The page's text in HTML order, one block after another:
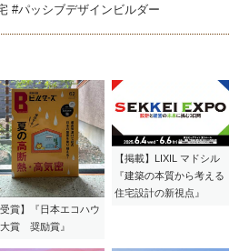
#パッシブデザインビルダー
受賞】『日本エコハウ
賞 奨励賞』
【掲載】LIXIL マドシル
『建築の本質から考える
住宅設計の新視点』